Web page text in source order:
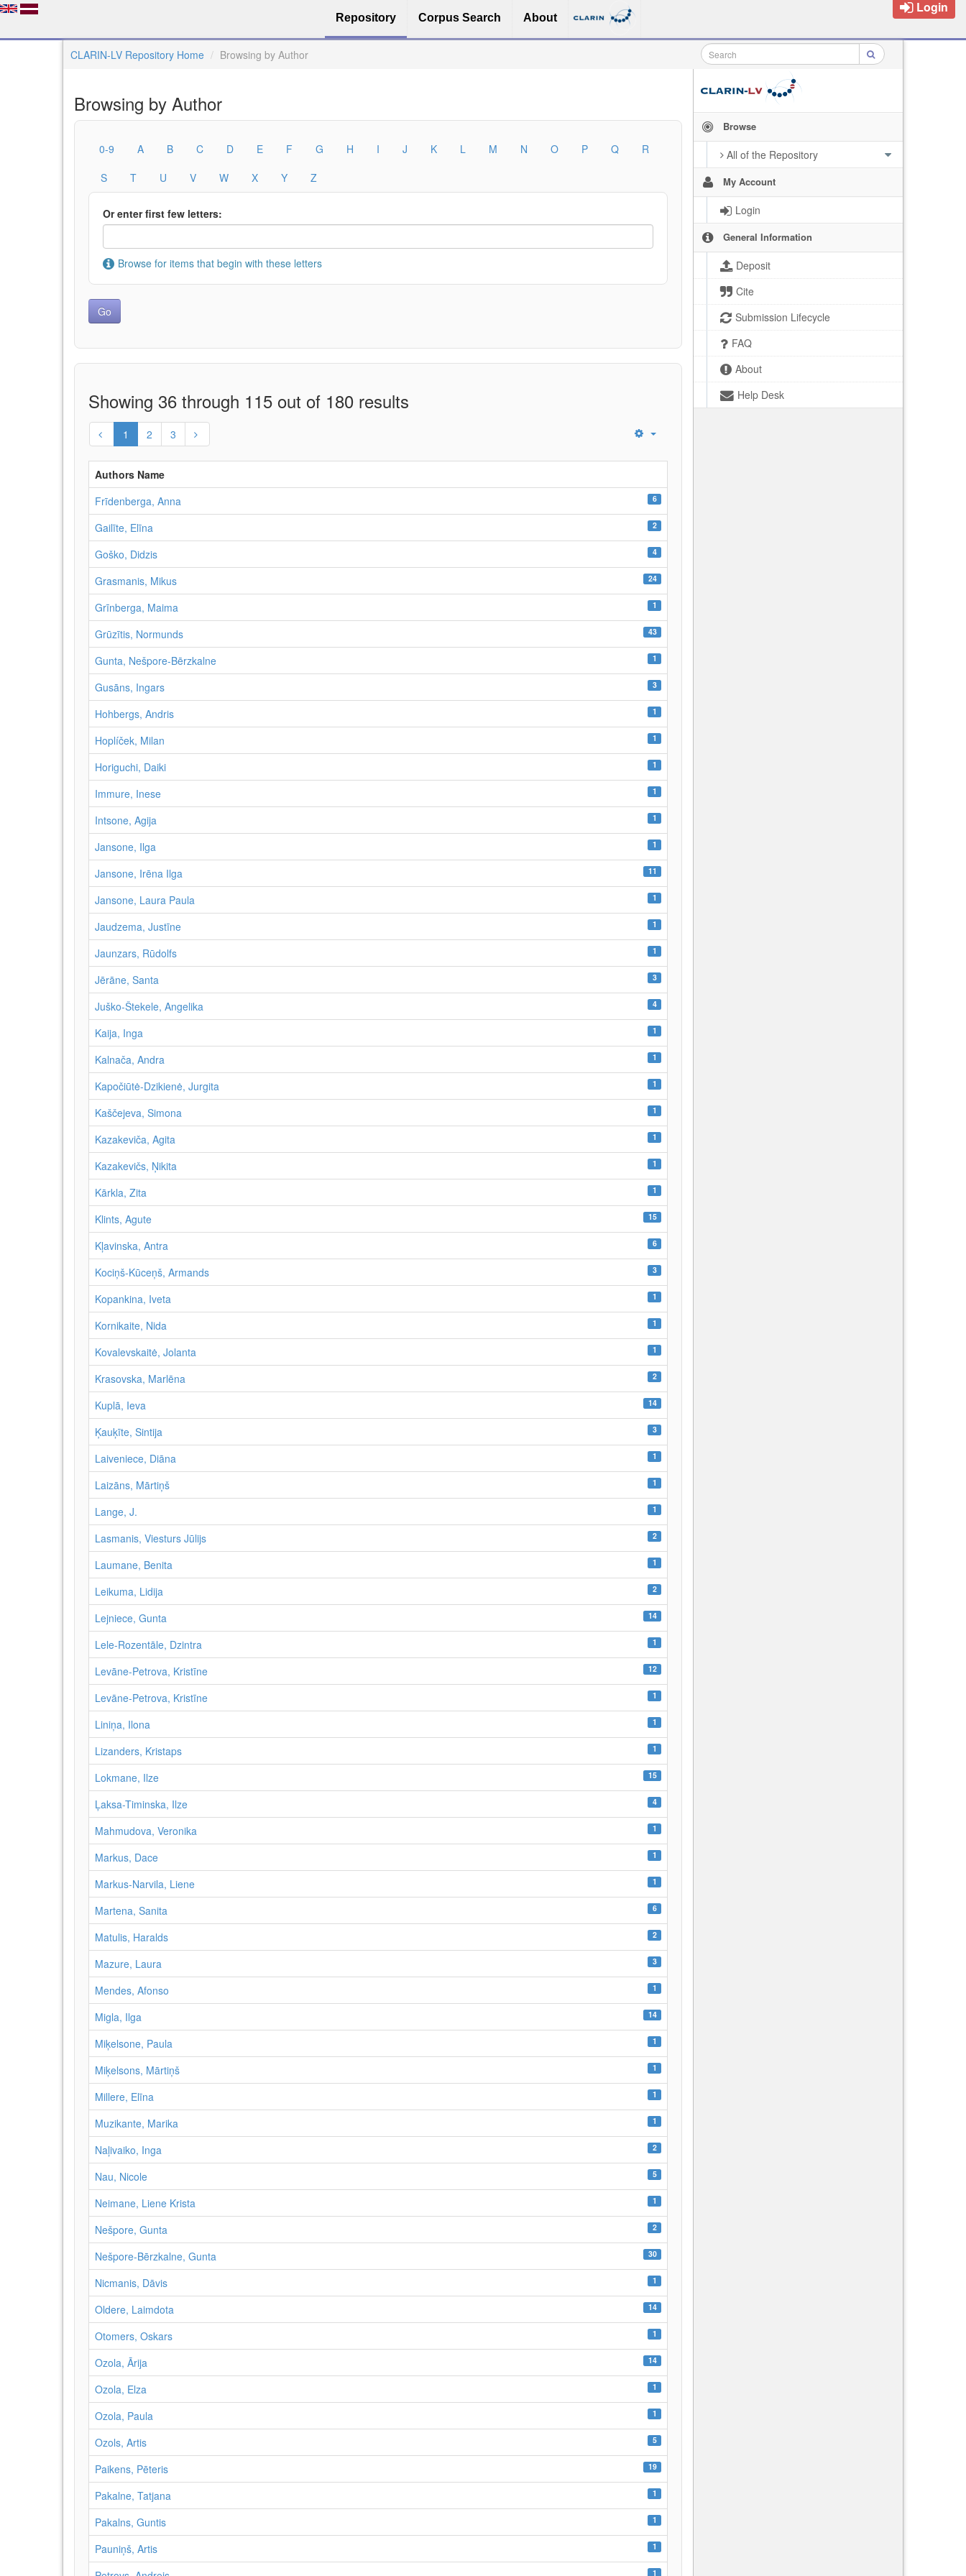
Repository Corpus Search About
Login
CLARIN-LV Repository Home Browsing by Author
Browse
All of the Repository
My Account
Login
General Information
Deposit
Cite
Submission Lifecycle
FAQ
About
Help Desk
Browsing by Author
0-9 A B C D E F G H I J K L M N O P Q
R
S
T U V W X Y Z
Or enter first few letters:
Browse for items that begin with these letters
Showing 36 through 115 out of 180 results
1 2 3
Authors Name
Frīdenberga, Anna
6
Gailīte, Elīna 2
Goško, Didzis 4
Grasmanis, Mikus 24
Grīnberga, Maima 1
Grūzītis, Normunds 43
Gunta, Nešpore-Bērzkalne 1
Gusāns, Ingars 3
Hohbergs, Andris 1
Hoplíček, Milan 1
Horiguchi, Daiki 1
Immure, Inese 1
Intsone, Agija 1
Jansone, Ilga 1
Jansone, Irēna Ilga 11
Jansone, Laura Paula 1
Jaudzema, Justīne 1
Jaunzars, Rūdolfs 1
Jērāne, Santa 3
Juško-Štekele, Angelika 4
Kaija, Inga 1
Kalnača, Andra 1
Kapočiūtė-Dzikienė, Jurgita 1
Kaščejeva, Simona 1
Kazakeviča, Agita 1
Kazakevičs, Ņikita 1
Kārkla, Zita 1
Klints, Agute 15
Kļavinska, Antra 6
Kociņš-Kūceņš, Armands 3
Kopankina, Iveta 1
Kornikaite, Nida 1
Kovalevskaitė, Jolanta 1
Krasovska, Marlēna 2
Kuplā, Ieva 14
Ķauķīte, Sintija 3
Laiveniece, Diāna 1
Laizāns, Mārtiņš 1
Lange, J. 1
Lasmanis, Viesturs Jūlijs 2
Laumane, Benita 1
Leikuma, Lidija 2
Lejniece, Gunta 14
Lele-Rozentāle, Dzintra 1
Levāne-Petrova, Kristīne 12
Levāne‑Petrova, Kristīne 1
Liniņa, Ilona 1
Lizanders, Kristaps 1
Lokmane, Ilze 15
Ļaksa-Timinska, Ilze 4
Mahmudova, Veronika 1
Markus, Dace 1
Markus-Narvila, Liene 1
Martena, Sanita 6
Matulis, Haralds 2
Mazure, Laura 3
Mendes, Afonso 1
Migla, Ilga 14
Miķelsone, Paula 1
Miķelsons, Mārtiņš 1
Millere, Elīna 1
Muzikante, Marika 1
Naļivaiko, Inga 2
Nau, Nicole 5
Neimane, Liene Krista 1
Nešpore, Gunta 2
Nešpore-Bērzkalne, Gunta 30
Nicmanis, Dāvis 1
Oldere, Laimdota 14
Otomers, Oskars 1
Ozola, Ārija 14
Ozola, Elza 1
Ozola, Paula 1
Ozols, Artis 5
Paikens, Pēteris 19
Pakalne, Tatjana 1
Pakalns, Guntis 1
Pauniņš, Artis 1
1